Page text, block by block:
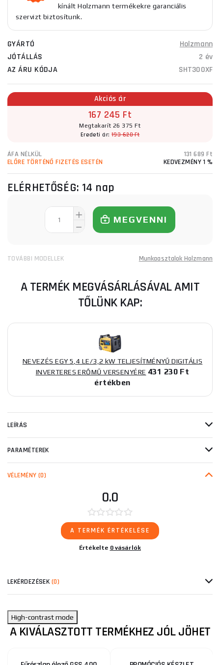
kínált Holzmann termékekre garanciális
szervizt biztosítunk.
GYÁRTÓ
Holzmann
JÓTÁLLÁS
2 év
AZ ÁRU KÓDJA
SHT300XF
Akciós ár
167 245 Ft
Megtakarít 26 375 Ft
Eredeti ár: 193 620 Ft
ÁFA NÉLKÜL
131 689 Ft
ELŐRE TÖRTÉNŐ FIZETÉS ESETÉN
KEDVEZMÉNY 1 %
ELÉRHETŐSÉG: 14 nap
MEGVENNI
TOVÁBBI MODELLEK Munkaasztalok Holzmann
A TERMÉK MEGVÁSÁRLÁSÁVAL AMIT
TŐLÜNK KAP:
NEVEZÉS EGY 5,4 LE/3,2 kW TELJESÍTMÉNYŰ DIGITÁLIS
INVERTERES ERŐMŰ VERSENYÉRE 431 230 Ft
értékben
LEÍRÁS
PARAMÉTEREK
VÉLEMÉNY (0)
0.0
A TERMÉK ÉRTÉKELÉSE
Értékelte 0 vásárlók
LEKÉRDEZÉSEK (0)
High-contrast mode
A KIVÁLASZTOTT TERMÉKHEZ JÓL JÖHET